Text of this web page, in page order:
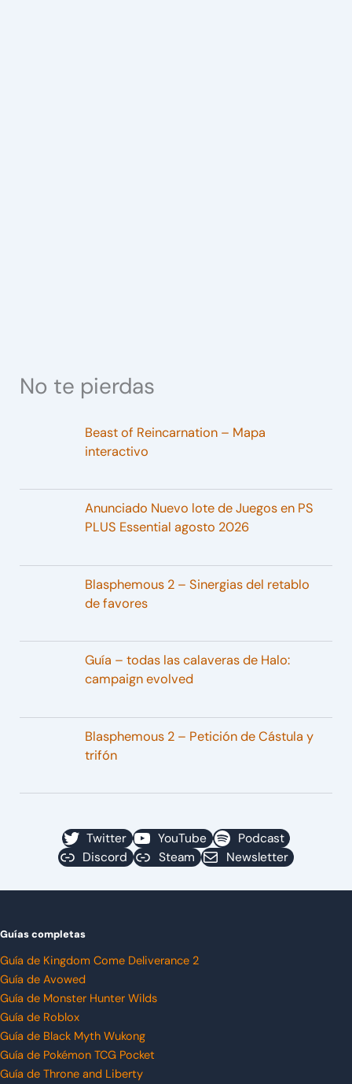
No te pierdas
Beast of Reincarnation – Mapa
interactivo
Anunciado Nuevo lote de Juegos en PS
PLUS Essential agosto 2026
Blasphemous 2 – Sinergias del retablo
de favores
Guía – todas las calaveras de Halo:
campaign evolved
Blasphemous 2 – Petición de Cástula y
trifón
Twitter YouTube
Podcast
Discord
Steam Newsletter
Guías completas
Guía de Kingdom Come Deliverance 2
Guía de Avowed
Guía de Monster Hunter Wilds
Guía de Roblox
Guía de Black Myth Wukong
Guía de Pokémon TCG Pocket
Guía de Throne and Liberty